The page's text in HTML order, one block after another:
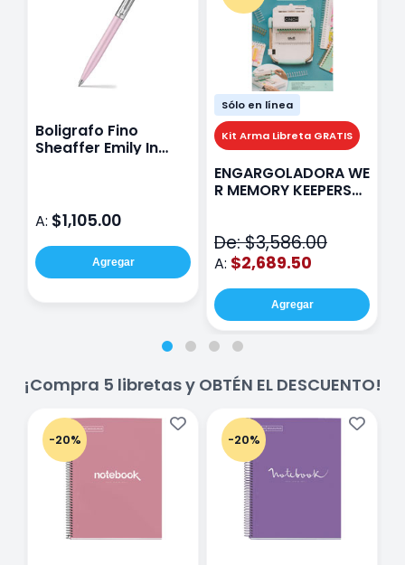
Boligrafo Fino
Sheaffer Emily In
A: $1,105.00
Agregar
Sólo en línea
Kit Arma Libreta GRATIS
ENGARGOLADORA WE
R MEMORY KEEPERS
De: $3,586.00
A: $2,689.50
Agregar
¡Compra 5 libretas y OBTÉN EL DESCUENTO!
-20% -20%